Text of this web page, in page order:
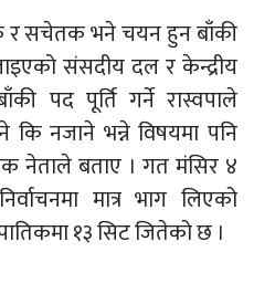
र सचेतक भने चयन हुन बाँकी
संसदीय दल र केन्द्रीय
पद पूर्ति गर्ने रास्वपाले
नजाने भन्ने विषयमा पनि
नेताले बताए । गत मंसिर ४
मात्र भाग लिएको
१३ सिट जितेको छ ।